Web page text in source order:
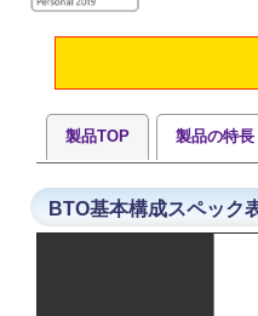
製品TOP 製品の特長
BTO基本構成スペック